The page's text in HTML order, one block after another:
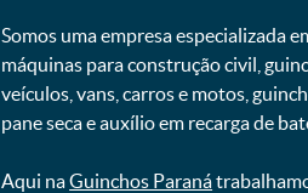
Somos uma empresa especializada
máquinas para construção civil,
veículos, vans, carros e motos,
pane seca e auxílio em recarga de
Aqui naGuinchos Paraná